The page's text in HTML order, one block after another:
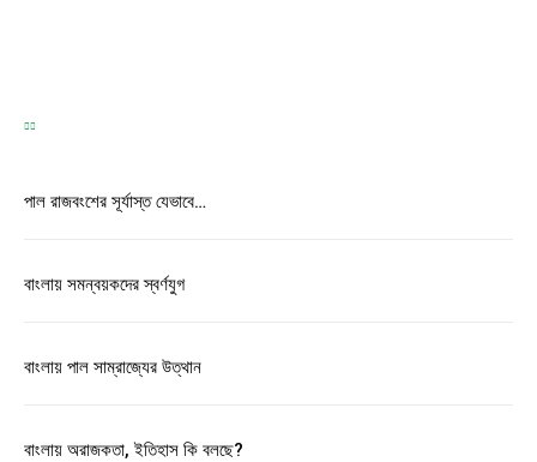
পাল রাজবংশের সূর্যাস্ত যেভাবে…
বাংলায় সমন্বয়কদের স্বর্ণযুগ
বাংলায় পাল সাম্রাজ্যের উত্থান
বাংলায় অরাজকতা, ইতিহাস কি বলছে?